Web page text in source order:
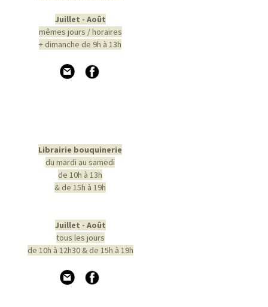
Juillet - Août
mêmes jours / horaires
+ dimanche de 9h à 13h
Librairie bouquinerie
du mardi au samedi
de 10h à 13h
& de 15h à 19h
Juillet - Août
tous les jours
de 10h à 12h30 & de 15h à 19h